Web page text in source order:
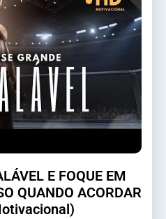
E FOQUE EM
QUANDO ACORDAR